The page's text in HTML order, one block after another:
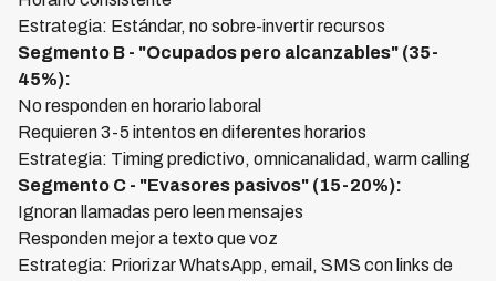
Estrategia: Estándar, no sobre-invertir recursos
Segmento B - "Ocupados pero alcanzables" (35-
45%):
No responden en horario laboral
Requieren 3-5 intentos en diferentes horarios
Estrategia: Timing predictivo, omnicanalidad, warm calling
Segmento C - "Evasores pasivos" (15-20%):
Ignoran llamadas pero leen mensajes
Responden mejor a texto que voz
Estrategia: Priorizar WhatsApp, email, SMS con links de